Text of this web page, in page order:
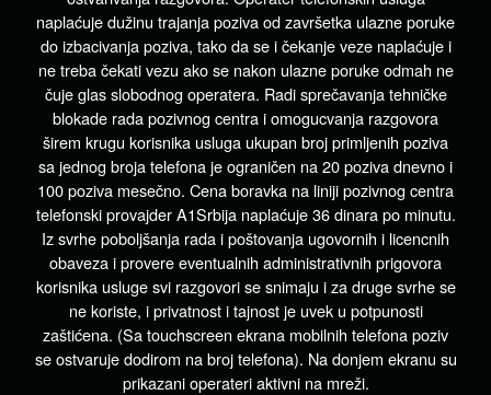
naplaćuje dužinu trajanja poziva od završetka ulazne poruke
do izbacivanja poziva, tako da se i čekanje veze naplaćuje i
ne treba čekati vezu ako se nakon ulazne poruke odmah ne
čuje glas slobodnog operatera. Radi sprečavanja tehničke
blokade rada pozivnog centra i omogucvanja razgovora
širem krugu korisnika usluga ukupan broj primljenih poziva
sa jednog broja telefona je ograničen na 20 poziva dnevno i
100 poziva mesečno. Cena boravka na liniji pozivnog centra
telefonski provajder A1Srbija naplaćuje 36 dinara po minutu.
Iz svrhe poboljšanja rada i poštovanja ugovornih i licencnih
obaveza i provere eventualnih administrativnih prigovora
korisnika usluge svi razgovori se snimaju i za druge svrhe se
ne koriste, i privatnost i tajnost je uvek u potpunosti
zaštićena. (Sa touchscreen ekrana mobilnih telefona poziv
se ostvaruje dodirom na broj telefona). Na donjem ekranu su
prikazani operateri aktivni na mreži.